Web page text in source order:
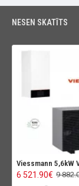
NESEN SKATĪTS
6 521.90€ 9